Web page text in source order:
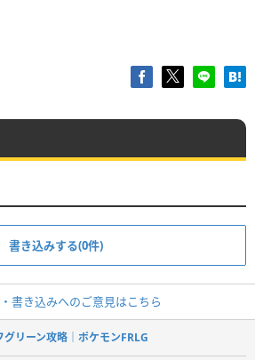
書き込みする(0件)
書き込みへのご意見はこちら
リーン攻略｜ポケモンFRLG